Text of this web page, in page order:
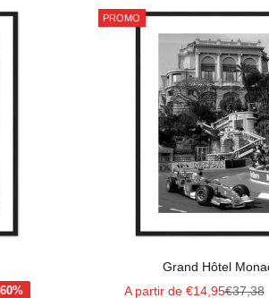
PROMO
Grand Hôtel
Prix de vente
A partir de €14,95Prix
€37,38